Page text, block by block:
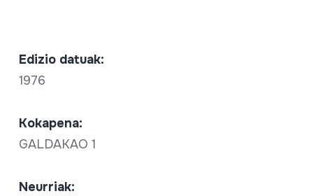
Edizio datuak:
1976
Kokapena:
GALDAKAO 1
Neurriak: